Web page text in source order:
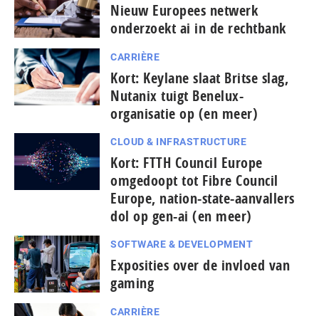
Nieuw Europees netwerk
onderzoekt ai in de rechtbank
CARRIÈRE
Kort: Keylane slaat Britse slag,
Nutanix tuigt Benelux-
organisatie op (en meer)
CLOUD & INFRASTRUCTURE
Kort: FTTH Council Europe
omgedoopt tot Fibre Council
Europe, nation-state-aanvallers
dol op gen-ai (en meer)
SOFTWARE & DEVELOPMENT
Exposities over de invloed van
gaming
CARRIÈRE